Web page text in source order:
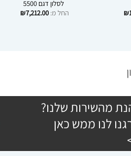
₪המחיר
לסלון דגם 5500
החל מ:
₪7,212.00
מהשירות שלנו?
לנו ממש כאן